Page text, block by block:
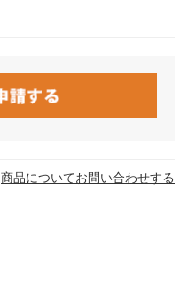
商品についてお問い合わせする